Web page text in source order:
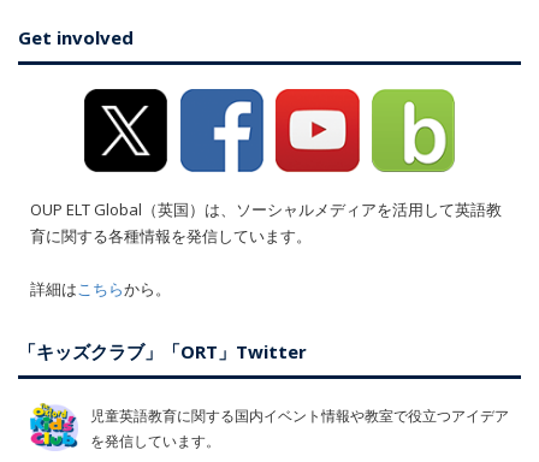
Get involved
OUP ELT Global（英国）は、ソーシャルメディアを活用して英語教
育に関する各種情報を発信しています。
詳細はこちらから。
「キッズクラブ」「ORT」Twitter
児童英語教育に関する国内イベント情報や教室で役立つアイデア
を発信しています。